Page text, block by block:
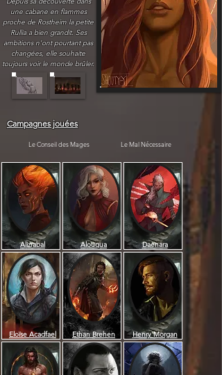
une cabane en flammes
proche de Rostheim la petite
Rullia a bien grandit. Ses
ambitions n'ont pourtant pas
changées, elle souhaite
toujours voir le monde brûler.
Campagnes jouées
Le Conseil des Mages Le Mal Nécessaire
Alizrabal
Eloïse Acadfael
Alouqua
Ethan Brehen
Daenara
Henry Morgan